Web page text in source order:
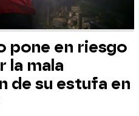
pone en riesgo
la mala
de su estufa en